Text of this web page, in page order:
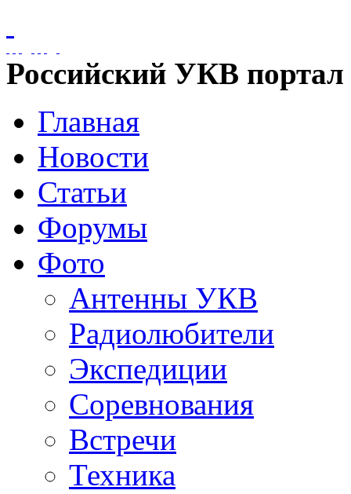
Российский УКВ портал
Главная
Новости
Статьи
Форумы
Фото
Антенны УКВ
Радиолюбители
Экспедиции
Соревнования
Встречи
Техника